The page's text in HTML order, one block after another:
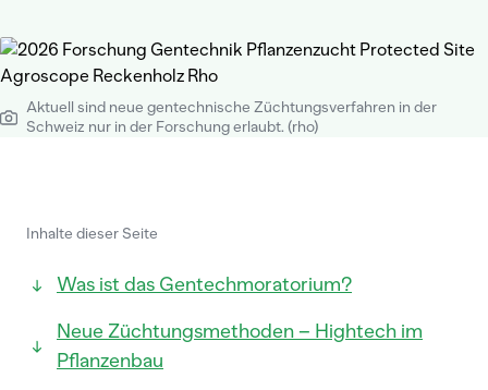
Aktuell sind neue gentechnische Züchtungsverfahren in der
Schweiz nur in der Forschung erlaubt. (rho)
Inhalte dieser Seite
Was ist das Gentechmoratorium?
Neue Züchtungsmethoden – Hightech im
Pflanzenbau